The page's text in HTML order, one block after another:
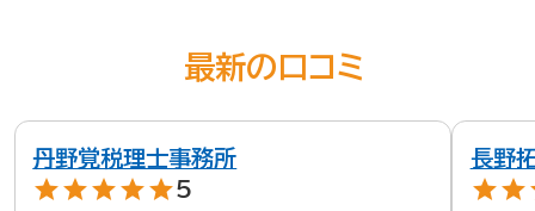
最新の口コミ
丹野覚税理士事務所
starstarstarstarstar5
長野
starstar